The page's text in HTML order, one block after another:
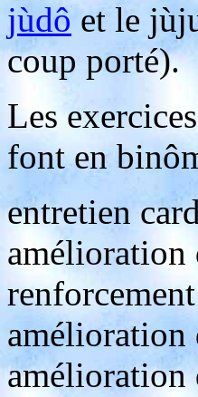
jùdô et le
coup porté).
Les
font en
entretien
amélioration
amélioration